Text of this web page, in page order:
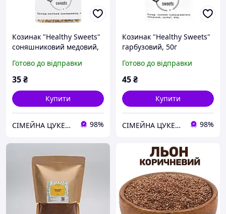
Козинак "Healthy Sweets"
соняшниковий медовий,
Готово до відправки
35₴
Купити
СІМЕЙНА ЦУКЕРНЯ 98%
Козинак "Healthy Sweets"
гарбузовий, 50г
Готово до відправки
45₴
Купити
СІМЕЙНА ЦУКЕРНЯ 98%